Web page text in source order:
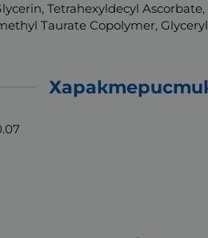
Tetrahexyldecyl
Taurate Copolymer,